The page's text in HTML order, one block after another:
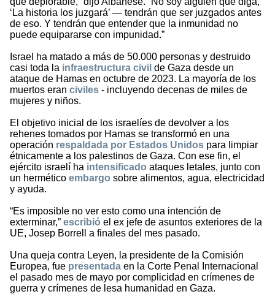
‘La historia los juzgará’ — tendrán que ser juzgados antes
de eso. Y tendrán que entender que la inmunidad no
puede equipararse con impunidad.”
Israel ha matado a más de 50.000 personas y destruido
casi toda la infraestructura civil de Gaza desde un
ataque de Hamas en octubre de 2023. La mayoría de los
muertos eran civiles - incluyendo decenas de miles de
mujeres y niños.
El objetivo inicial de los israelíes de devolver a los
rehenes tomados por Hamas se transformó en una
operación respaldada por Estados Unidos para limpiar
étnicamente a los palestinos de Gaza. Con ese fin, el
ejército israelí ha intensificado ataques letales, junto con
un hermético embargo sobre alimentos, agua, electricidad
y ayuda.
“Es imposible no ver esto como una intención de
exterminar,” escribió el ex jefe de asuntos exteriores de la
UE, Josep Borrell a finales del mes pasado.
Una queja contra Leyen, la presidente de la Comisión
Europea, fue presentada en la Corte Penal Internacional
el pasado mes de mayo por complicidad en crímenes de
guerra y crímenes de lesa humanidad en Gaza.